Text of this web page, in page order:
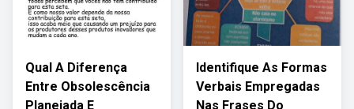
Qual A Diferença
Entre Obsolescência
Planejada E
Identifique As Formas
Verbais Empregadas
Nas Frases Do